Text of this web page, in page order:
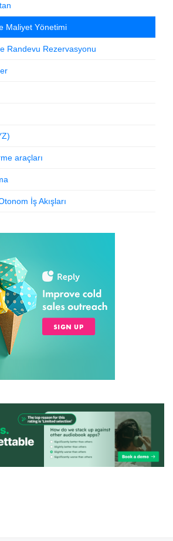
Maliyet Yönetimi
Randevu Rezervasyonu
araçları
İş Akışları